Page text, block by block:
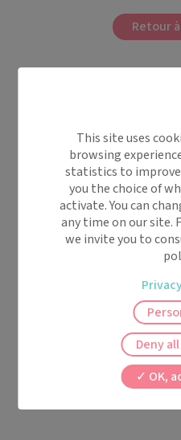
Retour
This site uses
browsing
statistics to improve
you the choice of
activate. You can
any time on our site.
we invite you to
OK,
Deny